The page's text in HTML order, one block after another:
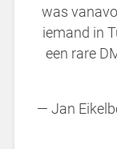
was
iemand in
een rare
— Jan